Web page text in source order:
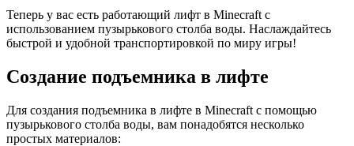
Теперь у вас есть работающий лифт в Minecraft с
использованием пузырькового столба воды. Наслаждайтесь
быстрой и удобной транспортировкой по миру игры!
Создание подъемника в лифте
Для создания подъемника в лифте в Minecraft с помощью
пузырькового столба воды, вам понадобятся несколько
простых материалов: